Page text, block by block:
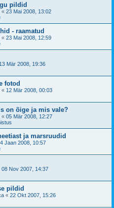
pildid
« 23 Mai 2008, 13:02
- raamatud
« 23 Mai 2008, 12:59
13 Mär 2008, 19:36
fotod
« 12 Mär 2008, 00:03
on õige ja mis vale?
« 05 Mär 2008, 12:27
ja marsruudid
Jaan 2008, 10:57
08 Nov 2007, 14:37
pildid
« 22 Okt 2007, 15:26